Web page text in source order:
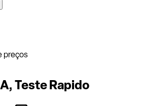
preços
Teste Rapido